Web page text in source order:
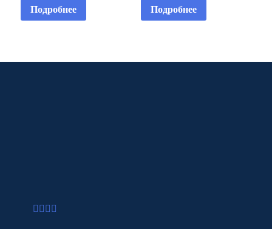
Подробнее Подробнее